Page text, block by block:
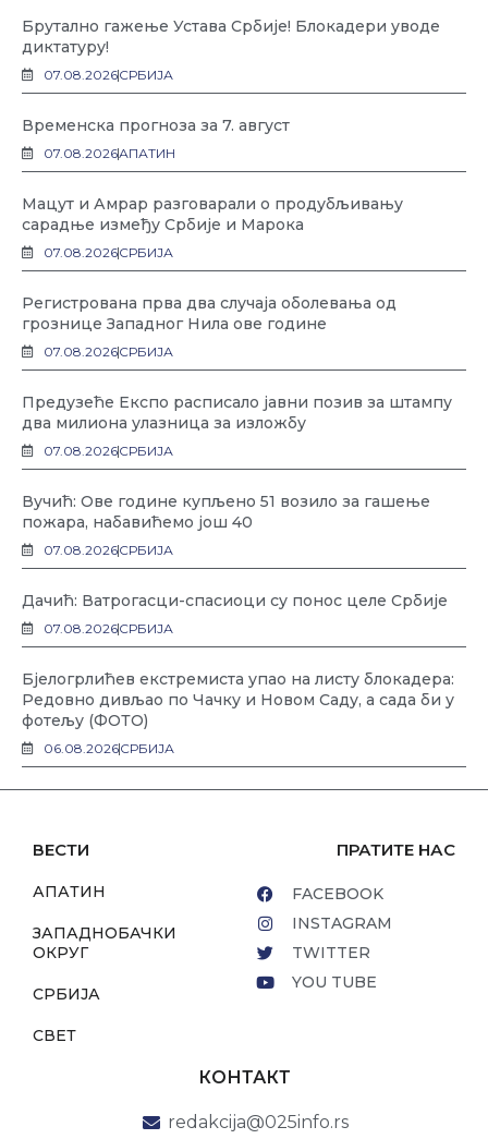
Брутално гажење Устава Србије! Блокадери уводе
диктатуру!
07.08.2026СРБИЈА
Временска прогноза за 7. август
07.08.2026АПАТИН
Мацут и Амрар разговарали о продубљивању
сарадње између Србије и Марока
07.08.2026СРБИЈА
Регистрована прва два случаја оболевања од
грознице Западног Нила ове године
07.08.2026СРБИЈА
Предузеће Експо расписало јавни позив за штампу
два милиона улазница за изложбу
07.08.2026СРБИЈА
Вучић: Ове године купљено 51 возило за гашење
пожара, набавићемо још 40
07.08.2026СРБИЈА
Дачић: Ватрогасци-спасиоци су понос целе Србије
07.08.2026СРБИЈА
Бјелогрлићев екстремиста упао на листу блокадера:
Редовно дивљао по Чачку и Новом Саду, а сада би у
фотељу (ФОТО)
06.08.2026СРБИЈА
ВЕСТИ
АПАТИН
ЗАПАДНОБАЧКИ
ОКРУГ
СРБИЈА
СВЕТ
ПРАТИТЕ НАС
FACEBOOK
INSTAGRAM
TWITTER
YOU TUBE
КОНТАКТ
redakcija@025info.rs